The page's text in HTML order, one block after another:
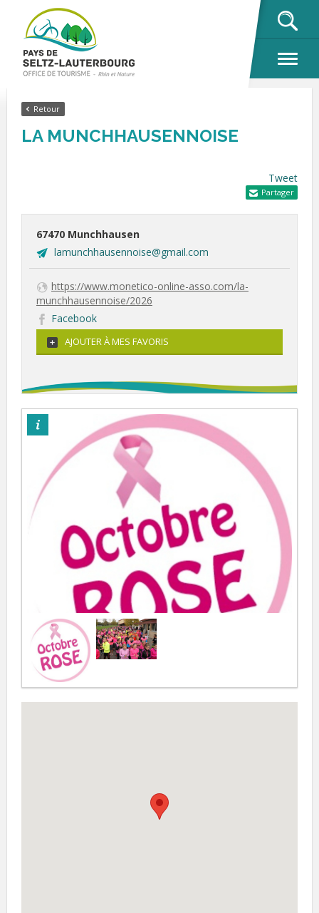
Retour
LA MUNCHHAUSENNOISE
Tweet
Partager
67470 Munchhausen
lamunchhausennoise@gmail.com
https://www.monetico-online-asso.com/la-
munchhausennoise/2026
Facebook
AJOUTER À MES FAVORIS